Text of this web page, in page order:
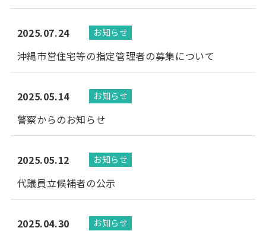
2025.07.24 お知らせ
沖縄市営住宅等の指定管理者の募集について
2025.05.14 お知らせ
警察からのお知らせ
2025.05.12 お知らせ
代議員立候補者の公示
2025.04.30 お知らせ